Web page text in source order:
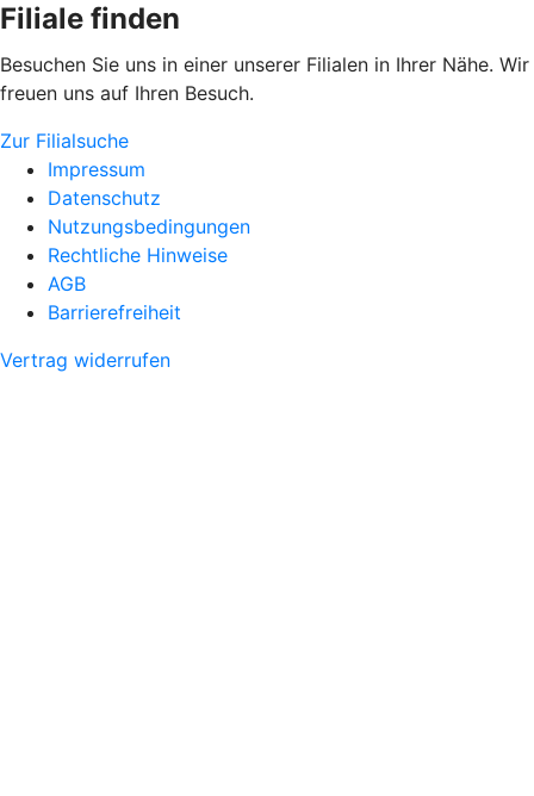
Filiale finden
Besuchen Sie uns in einer unserer Filialen in Ihrer Nähe. Wir
freuen uns auf Ihren Besuch.
Zur Filialsuche
Impressum
Datenschutz
Nutzungsbedingungen
Rechtliche Hinweise
AGB
Barrierefreiheit
Vertrag widerrufen